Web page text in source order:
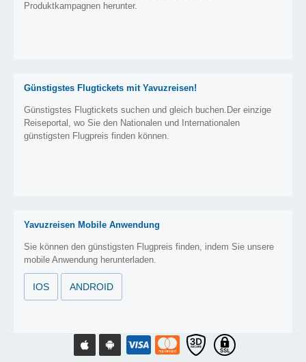
Produktkampagnen herunter.
Günstigstes Flugtickets mit Yavuzreisen!
Günstigstes Flugtickets suchen und gleich buchen.Der einzige
Reiseportal, wo Sie den Nationalen und Internationalen
günstigsten Flugpreis finden können.
Yavuzreisen Mobile Anwendung
Sie können den günstigsten Flugpreis finden, indem Sie unsere
mobile Anwendung herunterladen.
IOS ANDROID